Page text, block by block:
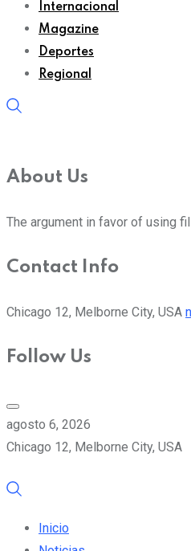
Internacional
Magazine
Deportes
Regional
About Us
The argument in favor of using
Contact Info
Chicago 12, Melborne City, USA
Follow Us
agosto 6, 2026
Chicago 12, Melborne City, USA
Inicio